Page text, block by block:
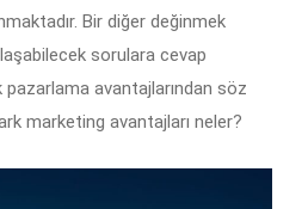
Bir diğer değinmek
sorulara cevap
pazarlama avantajlarından söz
marketing avantajları neler?